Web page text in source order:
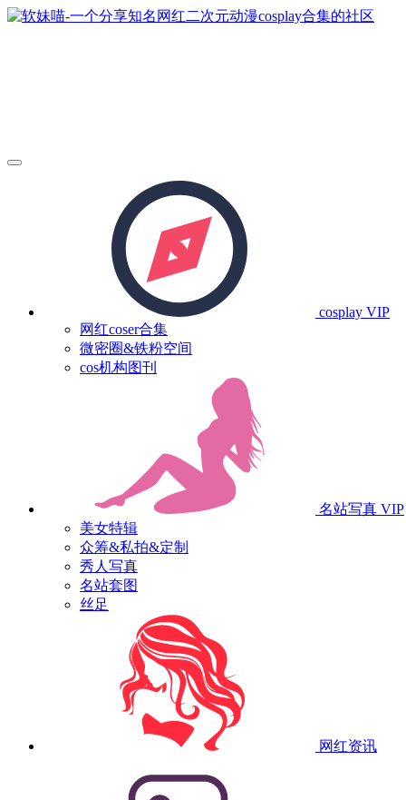
cosplay VIP
网红coser合集
微密圈&铁粉空间
cos机构图刊
名站写真 VIP
美女特辑
众筹&私拍&定制
秀人写真
名站套图
丝足
网红资讯